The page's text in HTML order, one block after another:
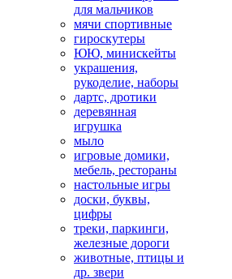
для мальчиков
мячи спортивные
гироскутеры
ЮЮ, минискейты
украшения,
рукоделие, наборы
дартс, дротики
деревянная
игрушка
мыло
игровые домики,
мебель, рестораны
настольные игры
доски, буквы,
цифры
треки, паркинги,
железные дороги
животные, птицы и
др. звери